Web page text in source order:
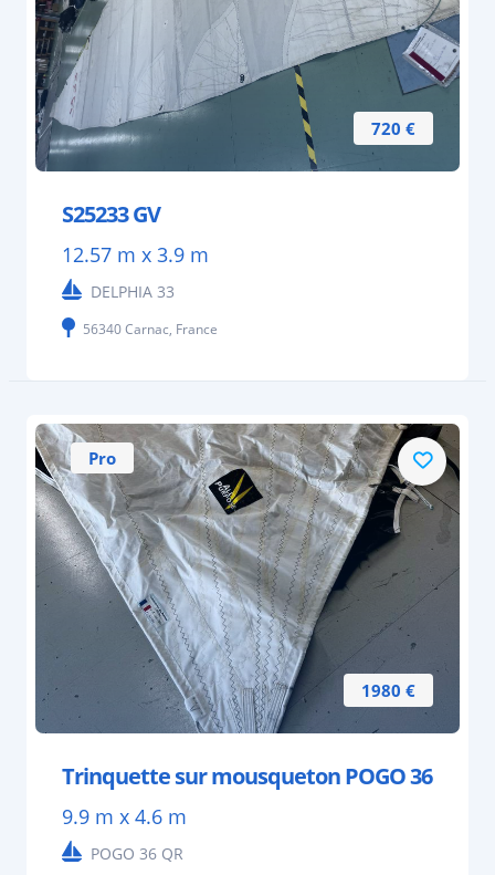
720 €
S25233 GV
12.57 m x 3.9 m
DELPHIA 33
56340 Carnac, France
1980 €
Pro
Trinquette sur mousqueton POGO 36
9.9 m x 4.6 m
POGO 36 QR